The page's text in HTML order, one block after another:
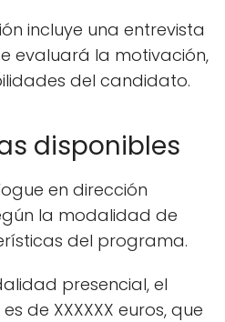
incluye una entrevista
evaluará la motivación,
del candidato.
disponibles
en dirección
la modalidad de
del programa.
presencial, el
de XXXXXX euros, que